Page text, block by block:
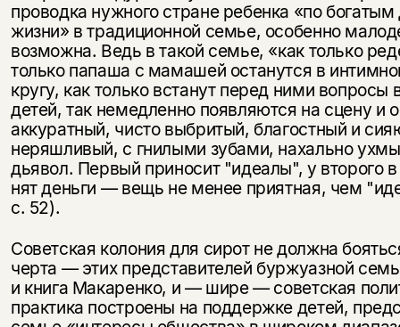
проводка нужного стране ребенка «по
жизни» в традиционной семье, особенно
возможна. Ведь в такой семье, «как только
только папаша с мамашей останутся в
кругу, как только встанут перед ними вопросы
детей, так немед­ленно появляются на сцену и
аккуратный, чисто выбритый, благостный и
неряшливый, с гнилыми зубами, нахально
дьявол. Первый приносит "идеалы", у второго
нят деньги — вещь не менее приятная, чем
с. 52).
Советская колония для сирот не должна
черта — этих представителей буржуазной
и книга Макаренко, и — шире — советская
практика построены на поддержке детей,